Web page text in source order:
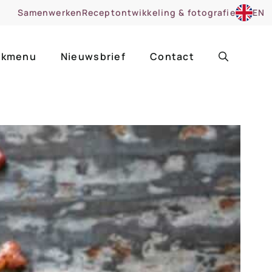
SamenwerkenReceptontwikkeling & fotografie EN
zoet
Nieuwsbrief Contact